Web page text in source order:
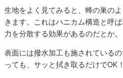
生地をよく見てみると、蜂の巣の
きます。これはハニカム構造と呼
力を分散する効果があるのだとか。
表面には撥水加工も施されている
っても、サッと拭き取るだけでOK！